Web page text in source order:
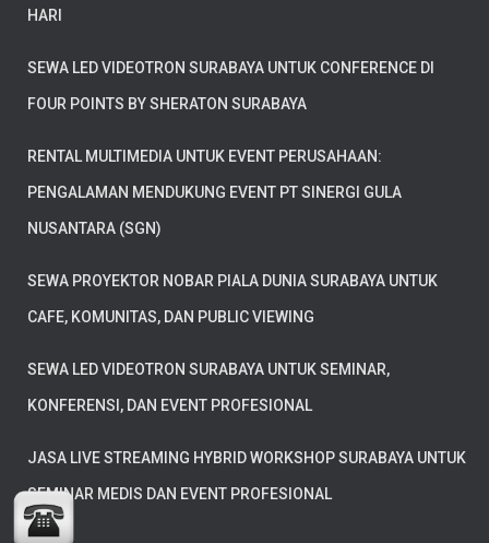
HARI
SEWA LED VIDEOTRON SURABAYA UNTUK CONFERENCE DI
FOUR POINTS BY SHERATON SURABAYA
RENTAL MULTIMEDIA UNTUK EVENT PERUSAHAAN:
PENGALAMAN MENDUKUNG EVENT PT SINERGI GULA
NUSANTARA (SGN)
SEWA PROYEKTOR NOBAR PIALA DUNIA SURABAYA UNTUK
CAFE, KOMUNITAS, DAN PUBLIC VIEWING
SEWA LED VIDEOTRON SURABAYA UNTUK SEMINAR,
KONFERENSI, DAN EVENT PROFESIONAL
JASA LIVE STREAMING HYBRID WORKSHOP SURABAYA UNTUK
SEMINAR MEDIS DAN EVENT PROFESIONAL